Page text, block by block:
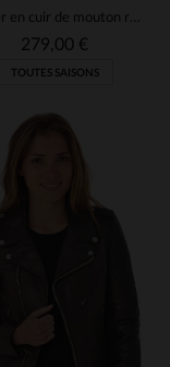
Blazer en cuir de mouton rouge foncé, lisse et brillant, intemporel.
279,00 €
TOUTES SAISONS